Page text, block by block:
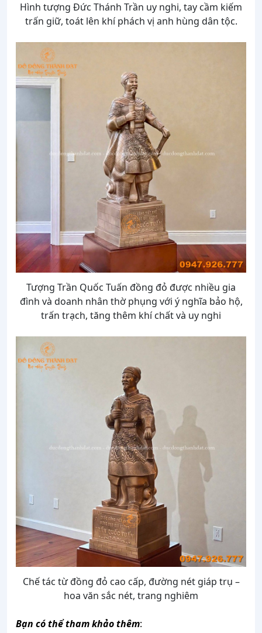
Hình tượng Đức Thánh Trần uy nghi, tay cầm kiếm
trấn giữ, toát lên khí phách vị anh hùng dân tộc.
Tượng Trần Quốc Tuấn đồng đỏ được nhiều gia
đình và doanh nhân thờ phụng với ý nghĩa bảo hộ,
trấn trạch, tăng thêm khí chất và uy nghi
Chế tác từ đồng đỏ cao cấp, đường nét giáp trụ –
hoa văn sắc nét, trang nghiêm
Bạn có thể tham khảo thêm: